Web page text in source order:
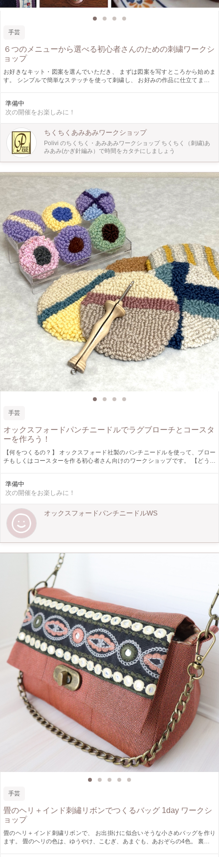
手芸
６つのメニューから選べる初心者さんのための刺繍ワークシ
ョップ
お好きなキット・図案を選んでいただき、 まずは図案を写すところから始めま
す。 シンプルで簡単なステッチを使って刺繍し、 お好みの作品に仕立てます。
ております。 ◆WSメニュー◆ （☆は難易度／画像左上から時計回り） 1.刺繍
のエコバッグ（材料費 1,500円）☆ 既製のエコバッグにワンポイント刺繍を
も便利な ニットポーチ（完成品・別売り）も有ります。 （所要時間：約
2〜３時間） 2.刺繍のヘアゴム（材料費 1,000円）☆⭐︎ 大人気のハンガリー刺
繍やお花柄を ８番刺繍糸で刺して、ヘアゴムに仕立てます。 刺繍図案も色
もお好きなものを 選んで作れます。 金具類をほとんど使用しないため、
お子様にも安心してお使いいただけます。 （所要時間：約2〜3時間） 3.ハン
ガリー刺繍のキーホルダー(材料費 950円） ☆⭐︎ ハンガリー刺繍の図案を
８番刺繍糸で刺して、キーホルダーに仕立てます。 （好きな色と図案を選ん
で刺していただきます） （所要時間：約２時間） ４．シンプルステッチのブロ
ーチ（材料費 950円） ☆ 刺繍は初めて！という方にも最も安心な シン
プルで簡単なステッチを使ったブローチ。 刺繍図案の写し方、刺繍枠の使
い方 糸始末など今更聞けない〝基本のキ〟を 一から学んでみたい方にオス
スメです。 （所要時間：約2時間） ５.こぎん刺しのキーホルダー（材料
費 950円）☆ シンプルでかっこいい！ こぎん刺しのキーホルダー。 男
性にも使っていただけるデザインですので プレゼントに是非♡ （所要時
間：約２時間） 6．刺繍のイニシャルポーチ（材料費 1,300円）☆ シンプル
ステッチで イニシャル刺繍のワッペンを作り、 ハンドタオルでキャラメル
ポーチに仕立てます。 刺繍とポーチの作り方２つが同時に 学べるお得なメ
ニューです♪ （所要時間：約２〜３時間）
準備中
次の開催をお楽しみに！
ちくちくあみあみワークショップ
Polivi のちくちく・あみあみワークショップ ちくちく（刺繍)あ
みあみ(かぎ針編み）で時間をカタチにしましょう
手芸
オックスフォードパンチニードルでラグブローチとコースタ
ーを作ろう！
【何をつくるの？】 オックスフォード社製のパンチニードルを使って、ブロー
チもしくはコースターを作る初心者さん向けのワークショップです。 【どうや
ブローチ：直径約４㎝/コースター：直径約１２㎝ 【ここがオススメ！】 アメリ
カオックスフォード社製のパンチニードルの使い心地をお試しいただけます。材
【どんな人が対象？】 大人の方向けのワークショップですが、保護者の方のサ
ポートがあればお子様でもご参加いただけます。ゆっくり丁寧に進行していきま
すので初めての方でもお気軽に制作できます。 【ぜひ知ってほしい！】 オック
スフォード社製のパンチニードルは使い易く、人間工学に基いた設計で作られて
います。毛糸でプスプス刺していくと無心になれます。ふわふわモコモコの可愛
いモノづくりの楽しさを体験できます。
準備中
次の開催をお楽しみに！
オックスフォードパンチニードルWS
手芸
畳のヘリ＋インド刺繡リボンでつくるバッグ 1day ワークシ
ョップ
畳のヘリ＋インド刺繍リボンで、 お出掛けに似合いそうな小さめバッグを作り
ます。 畳のヘリの色は、ゆうやけ、こむぎ、あまぐも、あおぞらの4色。 裏地は